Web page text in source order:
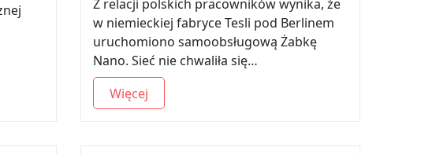
Z relacji polskich pracowników wynika, że
w niemieckiej fabryce Tesli pod Berlinem
uruchomiono samoobsługową Żabkę
Nano. Sieć nie chwaliła się…
Więcej